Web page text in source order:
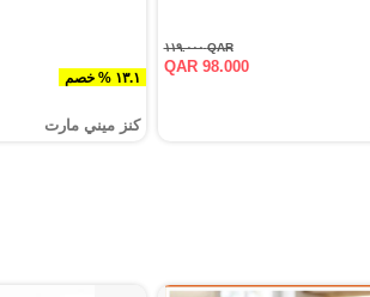
QAR ١١٩.٠٠٠
QAR 98.000
١٣.١ % خصم
كنز ميني مارت